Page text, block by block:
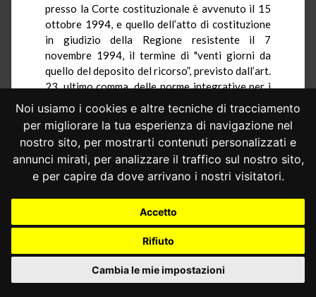
Noi usiamo i cookies e altre tecniche di tracciamento
per migliorare la tua esperienza di navigazione nel
nostro sito, per mostrarti contenuti personalizzati e
annunci mirati, per analizzare il traffico sul nostro sito,
e per capire da dove arrivano i nostri visitatori.
Accetto
Rifiuto
Cambia le mie impostazioni
presso la Corte costituzionale è avvenuto il 15
ottobre 1994, e quello dell’atto di costituzione
in giudizio della Regione resistente il 7
novembre 1994, il termine di "venti giorni da
quello del deposito del ricorso”, previsto dall’art.
23, ultimo comma, delle norme integrative per i
giudizi davanti alla Corte costituzionale con
riguardo ai giudizi di legittimità costituzionale
in via principale – tra i quali rientrano quelli per
"mancato adeguamento” a norma dell’art. 2,
commi 1 e 2, del decreto legislativo n. 266 del
1992 – non può ritenersi essere stato
norma che prevede il termine in questione,
termine di carattere perentorio (tra le molte,
191 del 1980
ordinanza n. 109 del 1975), non vale la tesi della
Regione resistente che argomenta la